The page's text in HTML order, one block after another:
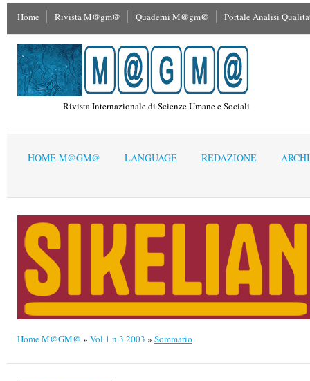
Home Rivista M@gm@ Quaderni M@gm@ Portale Analisi
Rivista Internazionale di Scienze Umane e Sociali
HOME M@GM@ LANGUAGE REDAZIONE
Home M@GM@ » Vol.1 n.3 2003 » Sommario